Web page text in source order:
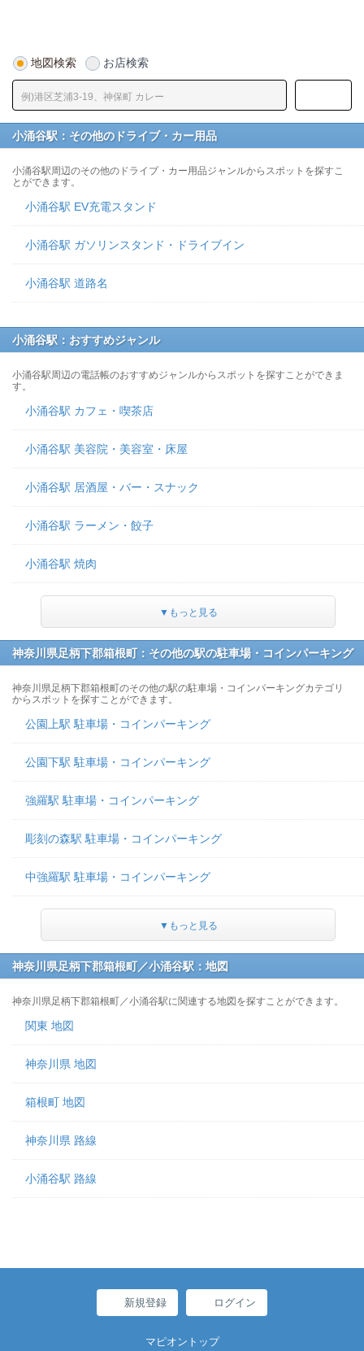
地図検索 お店検索
小涌谷駅：その他のドライブ・カー用品
小涌谷駅周辺のその他のドライブ・カー用品ジャンルからスポットを探すこ
とができます。
小涌谷駅 EV充電スタンド
小涌谷駅 ガソリンスタンド・ドライブイン
小涌谷駅 道路名
小涌谷駅：おすすめジャンル
小涌谷駅周辺の電話帳のおすすめジャンルからスポットを探すことができま
す。
小涌谷駅 カフェ・喫茶店
小涌谷駅 美容院・美容室・床屋
小涌谷駅 居酒屋・バー・スナック
小涌谷駅 ラーメン・餃子
小涌谷駅 焼肉
▼もっと見る
神奈川県足柄下郡箱根町：その他の駅の駐車場・コインパーキング
神奈川県足柄下郡箱根町のその他の駅の駐車場・コインパーキングカテゴリ
からスポットを探すことができます。
公園上駅 駐車場・コインパーキング
公園下駅 駐車場・コインパーキング
強羅駅 駐車場・コインパーキング
彫刻の森駅 駐車場・コインパーキング
中強羅駅 駐車場・コインパーキング
▼もっと見る
神奈川県足柄下郡箱根町／小涌谷駅：地図
神奈川県足柄下郡箱根町／小涌谷駅に関連する地図を探すことができます。
関東 地図
神奈川県 地図
箱根町 地図
神奈川県 路線
小涌谷駅 路線
新規登録 ログイン
マピオントップ